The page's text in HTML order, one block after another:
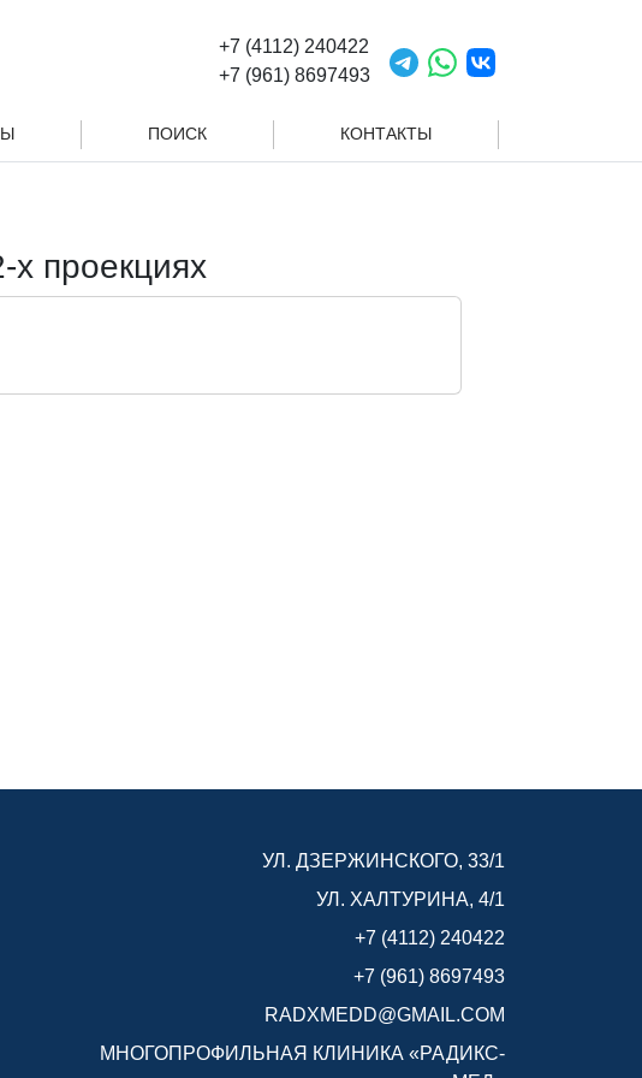
+7 (4112) 240422
+7 (961) 8697493
ПОИСК КОНТАКТЫ
х проекциях
УЛ. ДЗЕРЖИНСКОГО, 33/1
УЛ. ХАЛТУРИНА, 4/1
+7 (4112) 240422
+7 (961) 8697493
RADXMEDD@GMAIL.COM
МНОГОПРОФИЛЬНАЯ КЛИНИКА «РАДИКС-